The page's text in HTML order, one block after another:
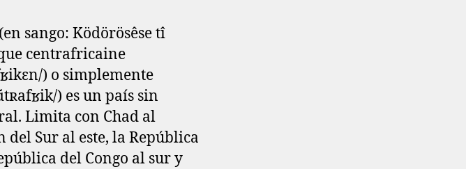
sango: Ködörösêse tî
centrafricaine
) o simplemente
) es un país sin
Limita con Chad al
del Sur al este, la República
del Congo al sur y